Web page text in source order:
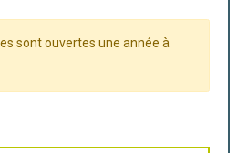
sont ouvertes une année à